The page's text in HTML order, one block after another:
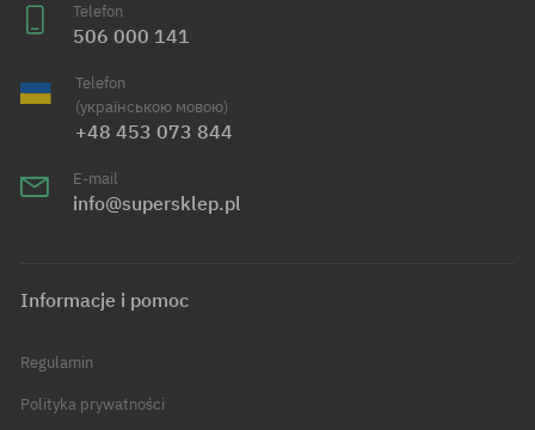
Telefon
506 000 141
Telefon
(українською мовою)
+48 453 073 844
E-mail
info@supersklep.pl
Informacje i pomoc
Regulamin
Polityka prywatności